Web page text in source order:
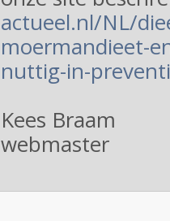
actueel.nl/NL/
moermandieet-
nuttig-in-
Kees Braam
webmaster